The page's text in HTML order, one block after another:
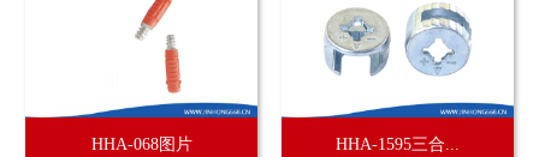
HHA-068图片 HHA-1595三合...